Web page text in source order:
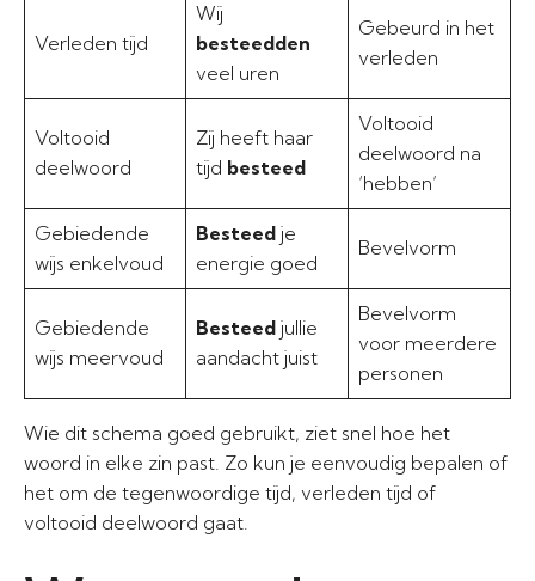
Verleden tijd
Wij
besteedden
veel uren
Gebeurd in het
verleden
Voltooid
deelwoord
Zij heeft haar
tijd besteed
Voltooid
deelwoord na
‘hebben’
Gebiedende
wijs enkelvoud
Besteed je
energie goed
Bevelvorm
Gebiedende
wijs meervoud
Besteed jullie
aandacht juist
Bevelvorm
voor meerdere
personen
Wie dit schema goed gebruikt, ziet snel hoe het
woord in elke zin past. Zo kun je eenvoudig bepalen of
het om de tegenwoordige tijd, verleden tijd of
voltooid deelwoord gaat.